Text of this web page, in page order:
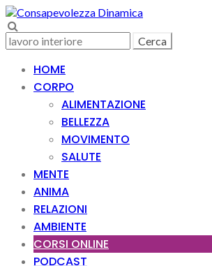
Skip
to
navigation
Skip
to
content
Ricerca
per:
HOME
CORPO
ALIMENTAZIONE
BELLEZZA
MOVIMENTO
SALUTE
MENTE
ANIMA
RELAZIONI
AMBIENTE
CORSI ONLINE
PODCAST